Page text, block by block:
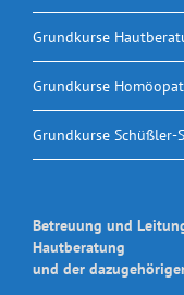
Grundkurse
Grundkurse
Grundkurse Schüßler-
Betreuung und
Hautberatung
und der